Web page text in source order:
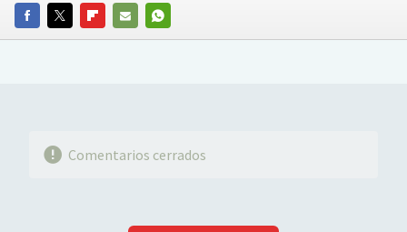
FACEBOOKTWITTERFLIPBOARD
E-
WHATSAPP
Comentarios cerrados